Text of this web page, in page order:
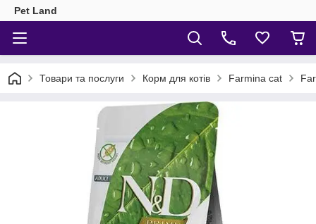
Pet Land
Товари та послуги Корм для котів Farmina cat